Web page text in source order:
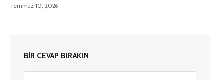
Temmuz 10, 2026
BIR CEVAP BIRAKIN